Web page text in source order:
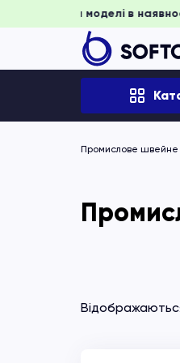
забронювати, доки моделі
Промислове швейне